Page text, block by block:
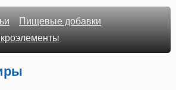
Пищевые добавки